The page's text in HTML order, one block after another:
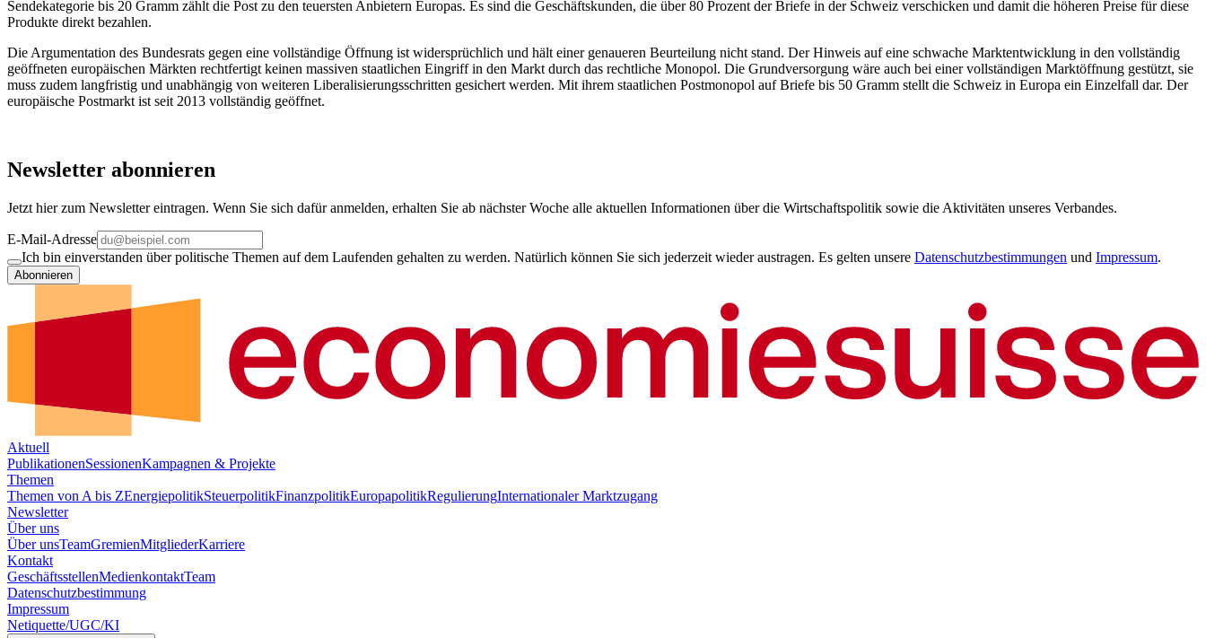
Sendekategorie bis 20 Gramm zählt die Post zu den teuersten Anbietern Europas. Es sind die Geschäftskunden, die über 80 Prozent der Briefe in der Schweiz verschicken und damit die höheren Preise für diese
Produkte direkt bezahlen.
Die Argumentation des Bundesrats gegen eine vollständige Öffnung ist widersprüchlich und hält einer genaueren Beurteilung nicht stand. Der Hinweis auf eine schwache Marktentwicklung in den vollständig
geöffneten europäischen Märkten rechtfertigt keinen massiven staatlichen Eingriff in den Markt durch das rechtliche Monopol. Die Grundversorgung wäre auch bei einer vollständigen Marktöffnung gestützt, sie
muss zudem langfristig und unabhängig von weiteren Liberalisierungsschritten gesichert werden. Mit ihrem staatlichen Postmonopol auf Briefe bis 50 Gramm stellt die Schweiz in Europa ein Einzelfall dar. Der
europäische Postmarkt ist seit 2013 vollständig geöffnet.
Newsletter abonnieren
Jetzt hier zum Newsletter eintragen. Wenn Sie sich dafür anmelden, erhalten Sie ab nächster Woche alle aktuellen Informationen über die Wirtschaftspolitik sowie die Aktivitäten unseres Verbandes.
E-Mail-Adresse
Ich bin einverstanden über politische Themen auf dem Laufenden gehalten zu werden. Natürlich können Sie sich jederzeit wieder austragen. Es gelten unsere Datenschutzbestimmungen und Impressum.
Abonnieren
Aktuell
PublikationenSessionenKampagnen & Projekte
Themen
Themen von A bis ZEnergiepolitikSteuerpolitikFinanzpolitikEuropapolitikRegulierungInternationaler Marktzugang
Newsletter
Über uns
Über unsTeamGremienMitgliederKarriere
Kontakt
GeschäftsstellenMedienkontaktTeam
Datenschutzbestimmung
Impressum
Netiquette/UGC/KI